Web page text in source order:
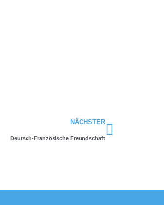
NÄCHSTER
Deutsch-Französische Freundschaft